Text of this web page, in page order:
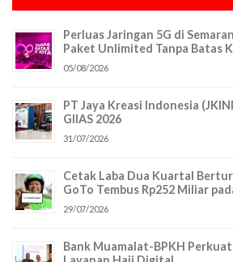
Perluas Jaringan 5G di
Paket Unlimited Tanpa Batas
05/08/2026
PT Jaya Kreasi Indonesia
GIIAS 2026
31/07/2026
Cetak Laba Dua Kuartal
GoTo Tembus Rp252 Miliar
29/07/2026
Bank Muamalat-BPKH